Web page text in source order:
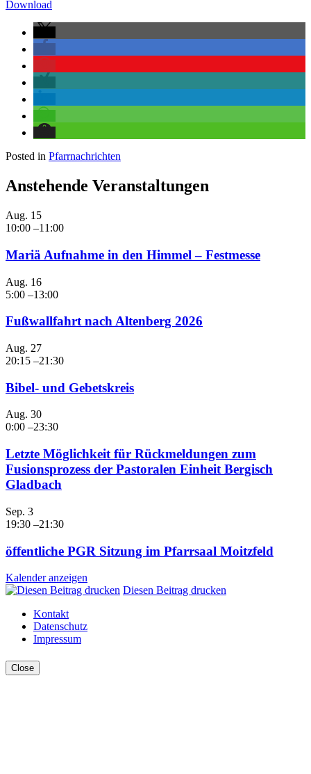
Download
Posted in Pfarrnachrichten
Anstehende Veranstaltungen
Aug. 15
10:00 –11:00
Mariä Aufnahme in den Himmel – Festmesse
Aug. 16
5:00 –13:00
Fußwallfahrt nach Altenberg 2026
Aug. 27
20:15 –21:30
Bibel- und Gebetskreis
Aug. 30
0:00 –23:30
Letzte Möglichkeit für Rückmeldungen zum
Fusionsprozess der Pastoralen Einheit Bergisch
Gladbach
Sep. 3
19:30 –21:30
öffentliche PGR Sitzung im Pfarrsaal Moitzfeld
Kalender anzeigen
Diesen Beitrag drucken
Kontakt
Datenschutz
Impressum
Close